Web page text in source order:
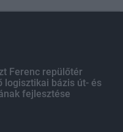
Ferenc repülőtér
logisztikai bázis út- és
fejlesztése